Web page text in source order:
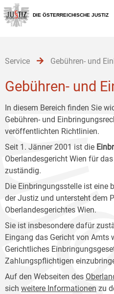
Zur
Hauptnavigation
[1]
Zum
Inhalt
[2]
Zum
Untermenü
[3]
DIE ÖSTERREICHISCHE JUSTIZ
Service Gebühren- und
Gebühren- und
In diesem Bereich finden Sie
Gebühren- und
veröffentlichten Richtlinien.
Seit 1. Jänner 2001 ist die
Oberlandesgericht Wien für
zuständig.
Die Einbringungsstelle ist eine
der Justiz und untersteht dem
Oberlandesgerichtes Wien.
Sie ist insbesondere dafür
Eingang das Gericht von Amts
Gerichtliches
Zahlungspflichtigen
Auf den Webseiten des
sich weitere Informationen zu